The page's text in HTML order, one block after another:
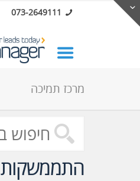
073-2649111
מרכז תמיכה
התממשקות